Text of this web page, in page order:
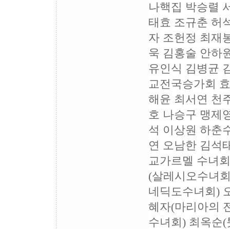
나핵집 박승렬
태효 조규춘 허
자 조헌정 최재
욱 김홍술 안하
유인식 김병균
교전국승가회
해윤 최서연 천
호 나승구 맹제
석 이상원 하춘
연 오남한 김석
교가르멜 수녀
(살레시오수녀
네딕도수녀회)
혜자(마리아의
수녀회) 최옥순